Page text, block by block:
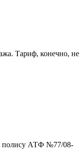
Тариф, конечно, не
полису АТФ №77/08-